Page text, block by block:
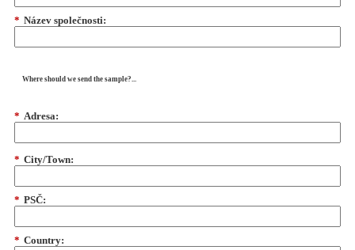
* Název společnosti:
Where should we send the sample?...
* Adresa:
* City/Town:
* PSČ:
* Country: